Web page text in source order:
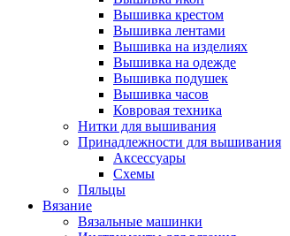
Вышивка крестом
Вышивка лентами
Вышивка на изделиях
Вышивка на одежде
Вышивка подушек
Вышивка часов
Ковровая техника
Нитки для вышивания
Принадлежности для вышивания
Аксессуары
Схемы
Пяльцы
Вязание
Вязальные машинки